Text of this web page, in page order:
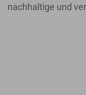
nachhaltige und